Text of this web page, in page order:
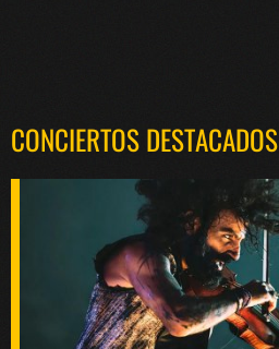
CONCIERTOS DESTACADOS